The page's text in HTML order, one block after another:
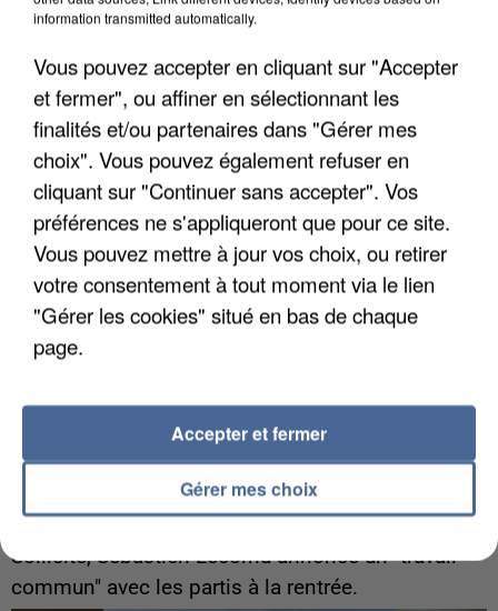
Algérie
quelques jours plus tôt.
Gabriel Attal et Raphaël Glucksmann visés par des
Sollicité, Sébastien Lecornu annonce un "travail
commun" avec les partis à la rentrée.
information transmitted automatically.
Vous pouvez accepter en cliquant sur "Accepter
et fermer", ou affiner en sélectionnant les
finalités et/ou partenaires dans "Gérer mes
choix". Vous pouvez également refuser en
cliquant sur "Continuer sans accepter". Vos
préférences ne s'appliqueront que pour ce site.
Vous pouvez mettre à jour vos choix, ou retirer
votre consentement à tout moment via le lien
"Gérer les cookies" situé en bas de chaque
page.
Gérer mes choix
Accepter et fermer